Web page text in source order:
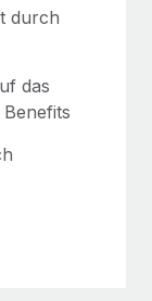
durch
das